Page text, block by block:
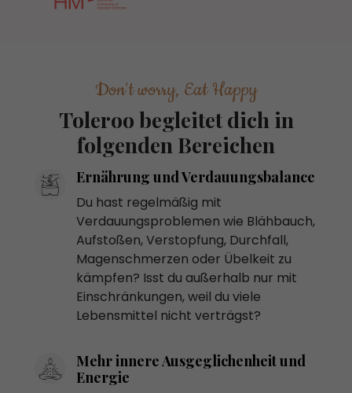
Don't worry, Eat Happy
Toleroo begleitet dich in
folgenden Bereichen
Ernährung und Verdauungsbalance
Du hast regelmäßig mit
Verdauungsproblemen wie Blähbauch,
Aufstoßen, Verstopfung, Durchfall,
Magenschmerzen oder Übelkeit zu
kämpfen? Isst du außerhalb nur mit
Einschränkungen, weil du viele
Lebensmittel nicht verträgst?
Mehr innere Ausgeglichenheit und
Energie